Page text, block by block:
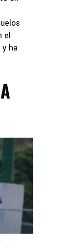
el
y ha